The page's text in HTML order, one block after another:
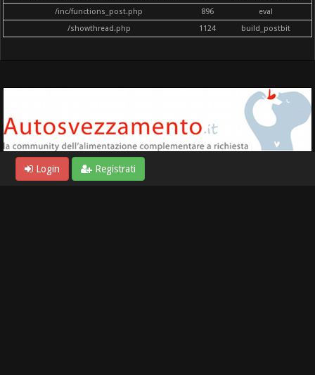
/inc/functions_post.php
896
eval
/showthread.php
1124 build_postbit
Login Registrati